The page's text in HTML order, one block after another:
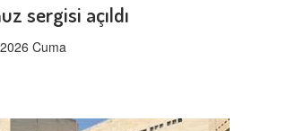
sergisi açıldı
Cuma